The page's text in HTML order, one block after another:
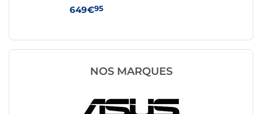
649€95
NOS MARQUES